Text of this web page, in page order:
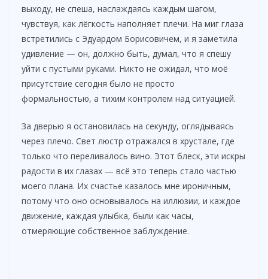
выходу, не спеша, наслаждаясь каждым шагом,
чувствуя, как лёгкость наполняет плечи. На миг глаза
встретились с Эдуардом Борисовичем, и я заметила
удивление — он, должно быть, думал, что я спешу
уйти с пустыми руками. Никто не ожидал, что моё
присутствие сегодня было не просто
формальностью, а тихим контролем над ситуацией.
За дверью я остановилась на секунду, оглядываясь
через плечо. Свет люстр отражался в хрустале, где
только что переливалось вино. Этот блеск, эти искры
радости в их глазах — всё это теперь стало частью
моего плана. Их счастье казалось мне ироничным,
потому что оно основывалось на иллюзии, и каждое
движение, каждая улыбка, были как часы,
отмеряющие собственное заблуждение.